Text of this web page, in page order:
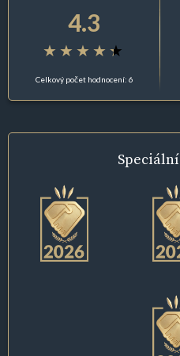
4.3
Celkový počet hodnocení: 6
Speciální